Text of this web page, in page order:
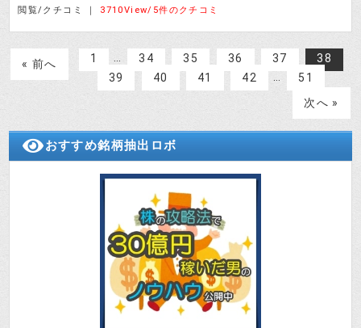
閲覧/クチコミ ｜ 3710View/5件のクチコミ
« 前へ 1 … 34 35 36 37
38
39
40 41 42 …
51
次へ »
おすすめ銘柄抽出ロボ